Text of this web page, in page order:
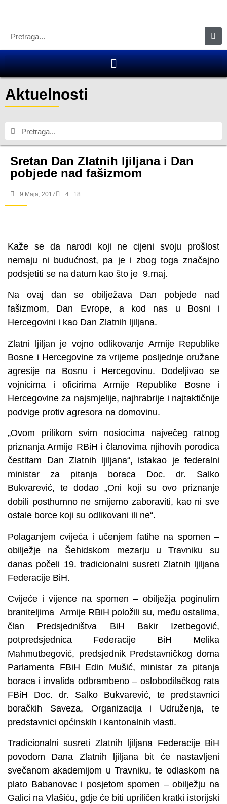
Aktuelnosti
Sretan Dan Zlatnih ljiljana i Dan
pobjede nad fašizmom
9 Maja, 2017 4 : 18
Kaže se da narodi koji ne cijeni svoju prošlost
nemaju ni budućnost, pa je i zbog toga značajno
podsjetiti se na datum kao što je 9.maj.
Na ovaj dan se obilježava Dan pobjede nad
fašizmom, Dan Evrope, a kod nas u Bosni i
Hercegovini i kao Dan Zlatnih ljiljana.
Zlatni ljiljan je vojno odlikovanje Armije Republike
Bosne i Hercegovine za vrijeme posljednje oružane
agresije na Bosnu i Hercegovinu. Dodeljivao se
vojnicima i oficirima Armije Republike Bosne i
Hercegovine za najsmjelije, najhrabrije i najtaktičnije
podvige protiv agresora na domovinu.
„Ovom prilikom svim nosiocima največeg ratnog
priznanja Armije RBiH i članovima njihovih porodica
čestitam Dan Zlatnih ljiljana“, istakao je federalni
ministar za pitanja boraca Doc. dr. Salko
Bukvarević, te dodao „Oni koji su ovo priznanje
dobili posthumno ne smijemo zaboraviti, kao ni sve
ostale borce koji su odlikovani ili ne“.
Polaganjem cvijeća i učenjem fatihe na spomen –
obilježje na Šehidskom mezarju u Travniku su
danas počeli 19. tradicionalni susreti Zlatnih ljiljana
Federacije BiH.
Cvijeće i vijence na spomen – obilježja poginulim
braniteljima Armije RBiH položili su, među ostalima,
član Predsjedništva BiH Bakir Izetbegović,
potpredsjednica Federacije BiH Melika
Mahmutbegović, predsjednik Predstavničkog doma
Parlamenta FBiH Edin Mušić, ministar za pitanja
boraca i invalida odbrambeno – oslobodilačkog rata
FBiH Doc. dr. Salko Bukvarević, te predstavnici
boračkih Saveza, Organizacija i Udruženja, te
predstavnici općinskih i kantonalnih vlasti.
Tradicionalni susreti Zlatnih ljiljana Federacije BiH
povodom Dana Zlatnih ljiljana bit će nastavljeni
svečanom akademijom u Travniku, te odlaskom na
plato Babanovac i posjetom spomen – obilježju na
Galici na Vlašiću, gdje će biti upriličen kratki istorijski